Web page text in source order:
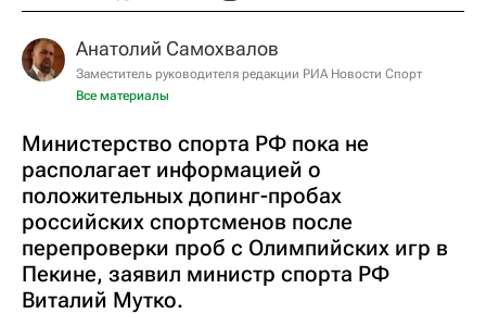
Анатолий Самохвалов
Заместитель руководителя редакции РИА Новости Спорт
Все материалы
Министерство спорта РФ пока не
располагает информацией о
положительных допинг-пробах
российских спортсменов после
перепроверки проб с Олимпийских игр в
Пекине, заявил министр спорта РФ
Виталий Мутко.